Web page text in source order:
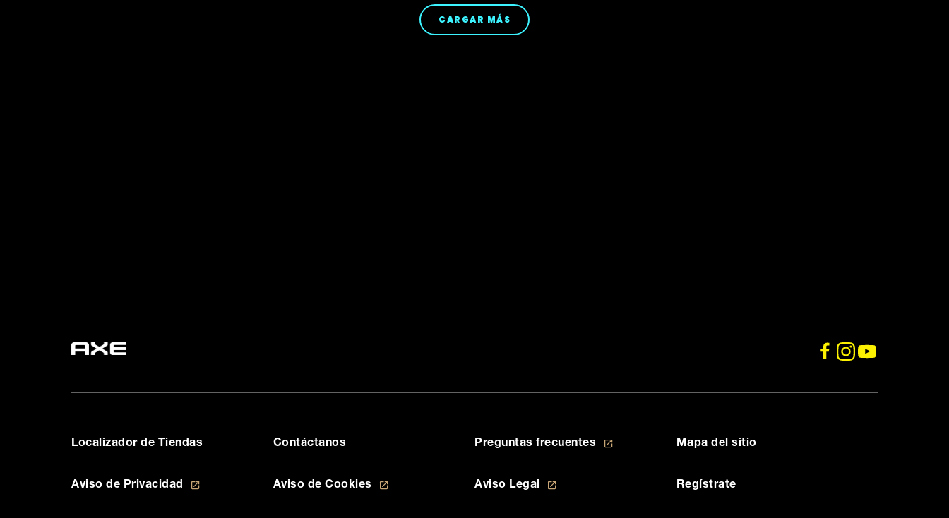
CARGAR MÁS
Localizador de Tiendas Contáctanos Preguntas frecuentes Mapa del sitio
Aviso de Privacidad Preferencias de cookies Aviso de Cookies 1-800-450-7580